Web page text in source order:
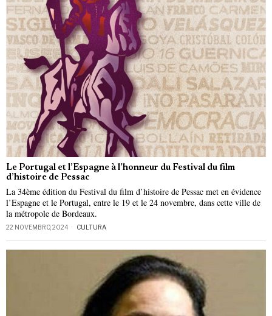
Le Portugal et l’Espagne à l’honneur du Festival du film
d’histoire de Pessac
La 34ème édition du Festival du film d’histoire de Pessac met en évidence
l’Espagne et le Portugal, entre le 19 et le 24 novembre, dans cette ville de
la métropole de Bordeaux.
22 NOVEMBRO, 2024 CULTURA